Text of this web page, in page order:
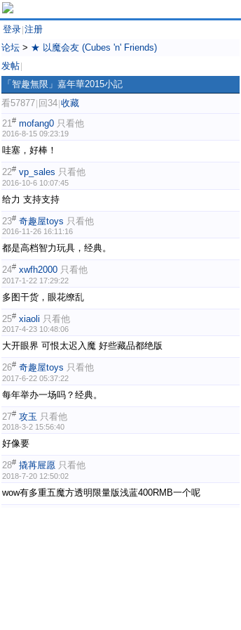
登录 注册
论坛 > ★ 以魔会友 (Cubes 'n' Friends)
发帖
「智趣無限」嘉年華2015小記
看57877 回34 收藏
21# mofang0 只看他
2016-8-15 09:23:19
哇塞，好棒！
22# vp_sales 只看他
2016-10-6 10:07:45
给力 支持支持
23# 奇趣屋toys 只看他
2016-11-26 16:11:16
都是高档智力玩具，经典。
24# xwfh2000 只看他
2017-1-22 17:29:22
多图干货，眼花缭乱
25# xiaoli 只看他
2017-4-23 10:48:06
大开眼界 可恨太迟入魔 好些藏品都绝版
26# 奇趣屋toys 只看他
2017-6-22 05:37:22
每年举办一场吗？经典。
27# 攻玉 只看他
2018-3-2 15:56:40
好像要
28# 撬苒屉愿 只看他
2018-7-20 12:50:02
wow有多重五魔方透明限量版浅蓝400RMB一个呢